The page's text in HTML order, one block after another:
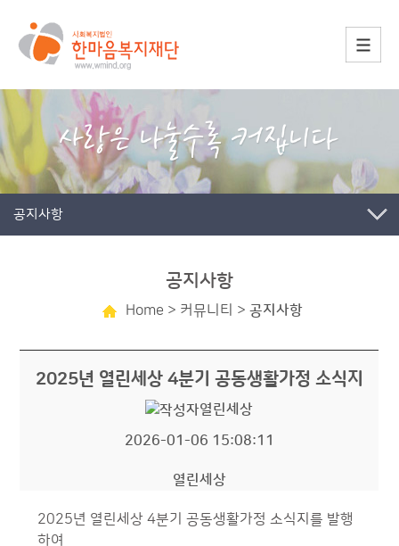
공지사항
공지사항
Home > 커뮤니티 > 공지사항
2025년 열린세상 4분기 공동생활가정 소식지
열린세상
2026-01-06 15:08:11
열린세상
2025년 열린세상 4분기 공동생활가정 소식지를 발행
하여